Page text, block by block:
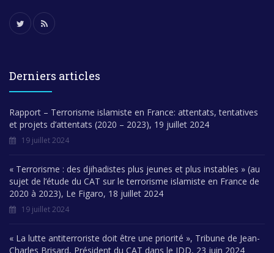
Derniers articles
Rapport – Terrorisme islamiste en France: attentats, tentatives
et projets d’attentats (2020 – 2023), 19 juillet 2024
19 juillet 2024
« Terrorisme : des djihadistes plus jeunes et plus instables » (au
sujet de l’étude du CAT sur le terrorisme islamiste en France de
2020 à 2023), Le Figaro, 18 juillet 2024
19 juillet 2024
« La lutte antiterroriste doit être une priorité », Tribune de Jean-
Charles Brisard, Président du CAT dans le JDD, 23 juin 2024